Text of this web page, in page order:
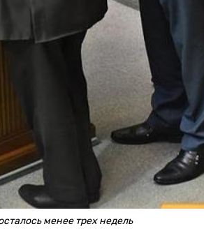
менее трех недель